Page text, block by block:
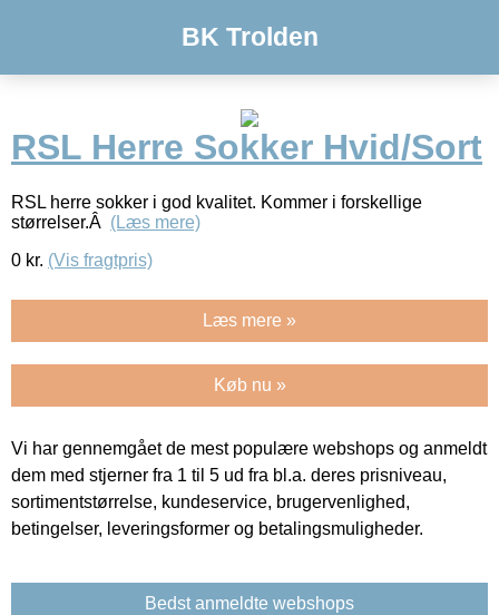
BK Trolden
RSL Herre Sokker Hvid/Sort
RSL herre sokker i god kvalitet. Kommer i forskellige
størrelser.Â (Læs mere)
0 kr. (Vis fragtpris)
Læs mere »
Køb nu »
Vi har gennemgået de mest populære webshops og anmeldt
dem med stjerner fra 1 til 5 ud fra bl.a. deres prisniveau,
sortimentstørrelse, kundeservice, brugervenlighed,
betingelser, leveringsformer og betalingsmuligheder.
Bedst anmeldte webshops